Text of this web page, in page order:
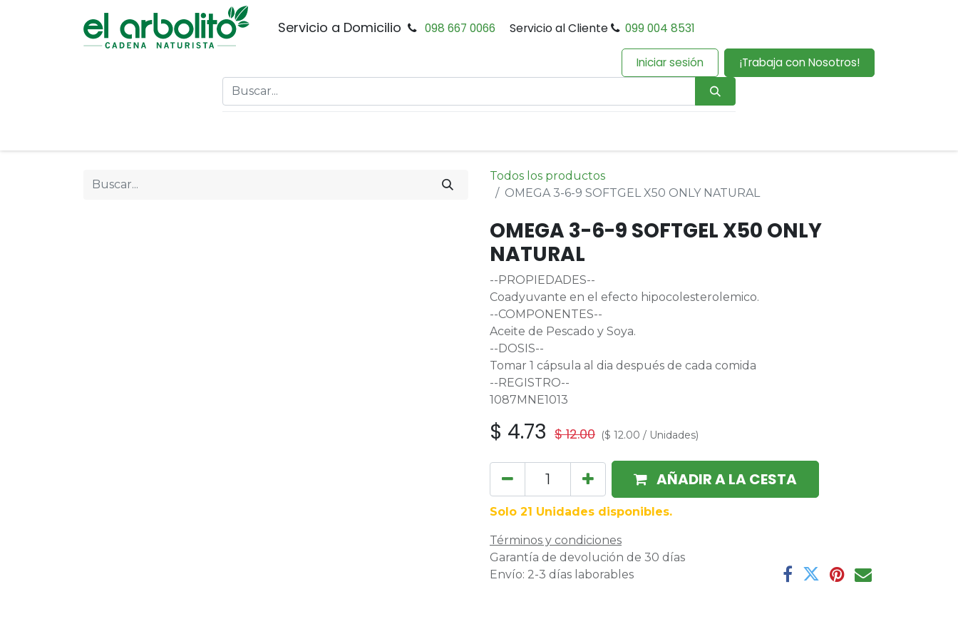
Servicio a Domicilio 098 667 0066 Servicio al Cliente 099 004 8531
Iniciar sesión ¡Trabaja con Nosotros!
Todos los productos
OMEGA 3-6-9 SOFTGEL X50 ONLY NATURAL
OMEGA 3-6-9 SOFTGEL X50 ONLY
NATURAL
--PROPIEDADES--
Coadyuvante en el efecto hipocolesterolemico.
--COMPONENTES--
Aceite de Pescado y Soya.
--DOSIS--
Tomar 1 cápsula al dia después de cada comida
--REGISTRO--
1087MNE1013
$ 4.73 $12.00 ($ 12.00 / Unidades)
AÑADIR A LA CESTA
Solo 21 Unidades disponibles.
Términos y condiciones
Garantía de devolución de 30 días
Envío: 2-3 días laborables